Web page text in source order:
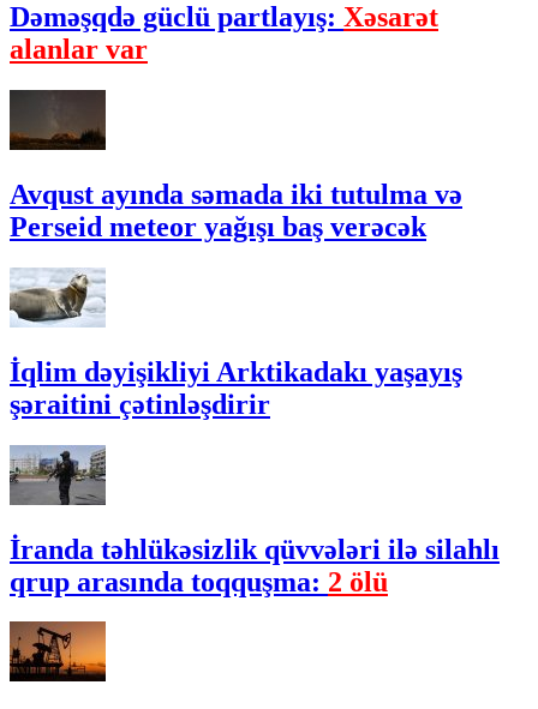
Dəməşqdə güclü partlayış: Xəsarət
alanlar var
Avqust ayında səmada iki tutulma və
Perseid meteor yağışı baş verəcək
İqlim dəyişikliyi Arktikadakı yaşayış
şəraitini çətinləşdirir
İranda təhlükəsizlik qüvvələri ilə silahlı
qrup arasında toqquşma: 2 ölü